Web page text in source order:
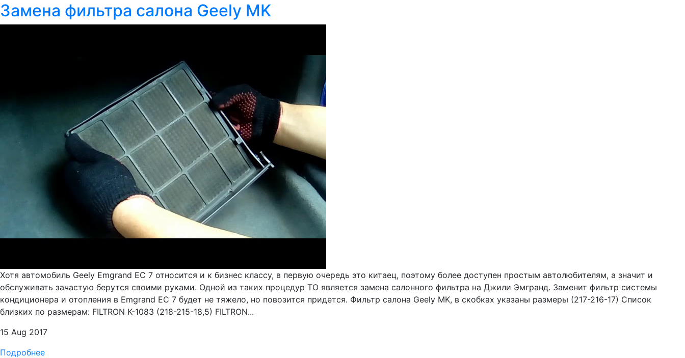
Замена фильтра салона Geely MK
Хотя автомобиль Geely Emgrand EC 7 относится и к бизнес классу, в первую очередь это китаец, поэтому более доступен простым автолюбителям, а значит и
обслуживать зачастую берутся своими руками. Одной из таких процедур ТО является замена салонного фильтра на Джили Эмгранд. Заменит фильтр системы
кондиционера и отопления в Emgrand EC 7 будет не тяжело, но повозится придется. Фильтр салона Geely MK, в скобках указаны размеры (217-216-17) Список
близких по размерам: FILTRON K-1083 (218-215-18,5) FILTRON...
15 Aug 2017
Подробнее